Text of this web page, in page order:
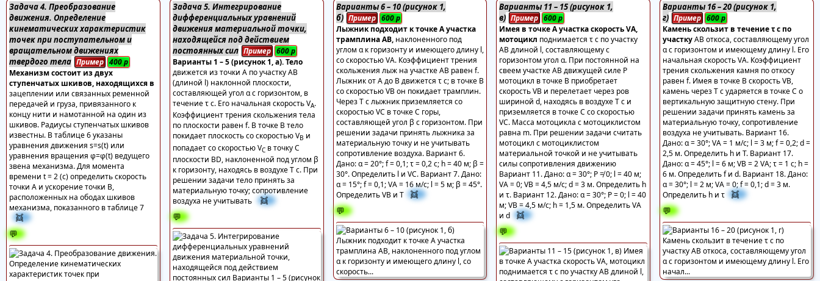
Задача 4. Преобразование
движения. Определение
кинематических характеристик
точек при поступательном и
вращательном движениях
твердого тела Пример 400р
Механизм состоит из двух
ступенчатых шкивов, находящихся в
зацеплении или связанных ременной
передачей и груза, привязанного к
концу нити и намотанной на один из
шкивов. Радиусы ступенчатых шкивов
известны. В таблице 6 указаны
уравнения движения s=s(t) или
уравнения вращения φ=φ(t) ведущего
звена механизма. Для момента
времени t = 2 (с) определить скорость
точки А и ускорение точки В,
расположенных на ободах шкивов
механизма, показанного в таблице 7
👯
💬
Задача 5. Интегрирование
дифференциальных уравнений
движения материальной точки,
находящейся под действием
постоянных сил Пример 600р
Варианты 1 – 5 (рисунок 1, а). Тело
движется из точки А по участку АВ
(длиной l) наклонной плоскости,
составляющей угол α с горизонтом, в
течение τ с. Его начальная скорость VА.
Коэффициент трения скольжения тела
по плоскости равен f. В точке В тело
покидает плоскость со скоростью VВ и
попадает со скоростью VСв точку С
плоскости BD, наклоненной под углом β
к горизонту, находясь в воздухе Т с. При
решении задачи тело принять за
материальную точку; сопротивление
воздуха не учитывать
👯
💬
Варианты 6 – 10 (рисунок 1,
б) Пример 600р
Лыжник подходит к точке А участка
трамплина АВ, наклоненного под
углом α к горизонту и имеющего длину l,
со скоростью VА. Коэффициент трения
скольжения лыж на участке АВ равен f.
Лыжник от А до В движется τ с; в точке В
со скоростью VВ он покидает трамплин.
Через Т с лыжник приземляется со
скоростью VС в точке С горы,
составляющей угол β с горизонтом. При
решении задачи принять лыжника за
материальную точку и не учитывать
сопротивление воздуха. Вариант 6.
Дано: α = 20°; f = 0,1; τ = 0,2 с; h = 40 м; β =
30°. Определить l и VС. Вариант 7. Дано:
α = 15°; f = 0,1; VА = 16 м/с; l = 5 м; β = 45°.
Определить VВ и Т 👯
💬
Варианты 11 – 15 (рисунок 1,
в) Пример 600р
Имея в точке А участка скорость VА,
мотоцикл поднимается τ с по участку
АВ длиной l, составляющему с
горизонтом угол α. При постоянной на
свеем участке АВ движущей силе Р
мотоцикл в точке В приобретает
скорость VВ и перелетает через ров
шириной d, находясь в воздухе Т с и
приземляется в точке С со скоростью
VС. Масса мотоцикла с мотоциклистом
равна m. При решении задачи считать
мотоцикл с мотоциклистом
материальной точкой и не учитывать
силы сопротивления движению
Вариант 11. Дано: α = 30°; Р ≠ 0; l = 40 м;
VА = 0; VВ = 4,5 м/с; d = 3 м. Определить h
и τ. Вариант 12. Дано: α = 30°; Р = 0; l = 40
м; VВ = 4,5 м/с; h = 1,5 м. Определить VА
и d
👯
💬
Варианты 16 – 20 (рисунок 1,
г) Пример 600р
Камень скользит в течение τ с по
участкуАВ откоса, составляющему угол
α с горизонтом и имеющему длину l. Его
начальная скорость VА. Коэффициент
трения скольжения камня по откосу
равен f. Имея в точке В скорость VВ,
камень через Т с ударяется в точке С о
вертикальную защитную стену. При
решении задачи принять камень за
материальную точку, сопротивление
воздуха не учитывать. Вариант 16.
Дано: α = 30°; VА = 1 м/с; l = 3 м; f = 0,2; d =
2,5 м. Определить h и Т. Вариант 17.
Дано: α = 45°; l = 6 м; VВ = 2 VА; τ = 1 с; h =
6 м. Определить f и d. Вариант 18. Дано:
α = 30°; l = 2 м; VА = 0; f = 0,1; d = 3 м.
Определить h и τ 👯
💬